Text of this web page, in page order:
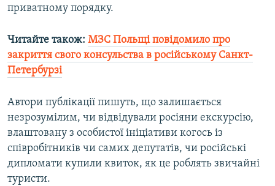
приватному порядку.
Читайте також: МЗС Польщі повідомило про
закриття свого консульства в російському Санкт-
Петербурзі
Автори публікації пишуть, що залишається
незрозумілим, чи відвідували росіяни екскурсію,
влаштовану з особистої ініціативи когось із
співробітників чи самих депутатів, чи російські
дипломати купили квиток, як це роблять звичайні
туристи.